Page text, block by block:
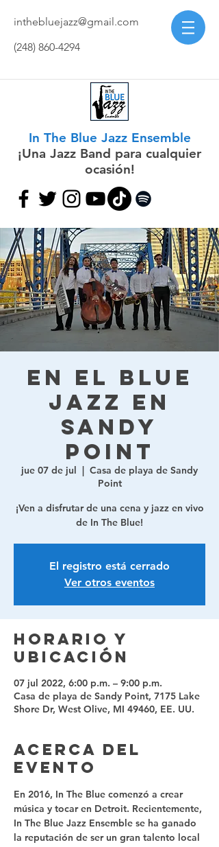
inthebluejazz@gmail.com
(248) 860-4294
In The Blue Jazz Ensemble
¡Una Jazz Band para cualquier
ocasión!
En el Blue
Jazz en
Sandy
Point
jue 07 de jul
  |
Casa de playa de Sandy
Point
¡Ven a disfrutar de una cena y jazz en vivo
de In The Blue!
El registro está cerrado
Ver otros eventos
Horario y
ubicación
07 jul 2022, 6:00 p.m. – 9:00 p.m.
Casa de playa de Sandy Point, 7175 Lake
Shore Dr, West Olive, MI 49460, EE. UU.
Acerca del
evento
En 2016, In The Blue comenzó a crear
música y tocar en Detroit. Recientemente,
In The Blue Jazz Ensemble se ha ganado
la reputación de ser un gran talento local